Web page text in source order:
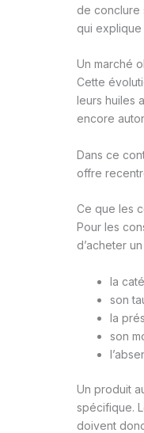
de conclure
qui explique
Un marché
Cette
leurs huiles
encore
Dans ce
offre
Ce que les
Pour les
d’acheter
la
son
la
son
Un produit
spécifique.
doivent